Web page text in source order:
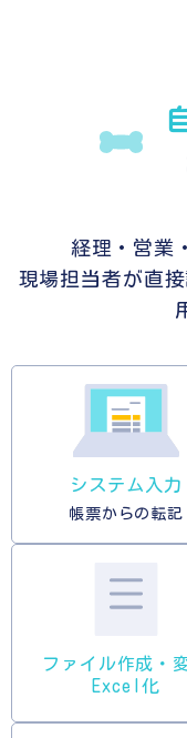
経理・営業
現場担当者が直
システム入力
帳票からの転記
ファイル作成・
Excel化